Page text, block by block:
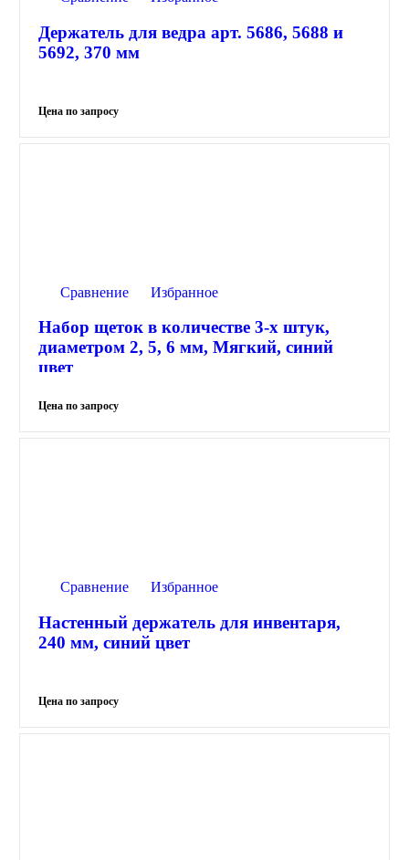
Держатель для ведра арт. 5686, 5688 и
5692, 370 мм
Сравнение Избранное
Набор щеток в количестве 3-х штук,
диаметром 2, 5, 6 мм, Мягкий, синий
цвет
Сравнение Избранное
Настенный держатель для инвентаря,
240 мм, синий цвет